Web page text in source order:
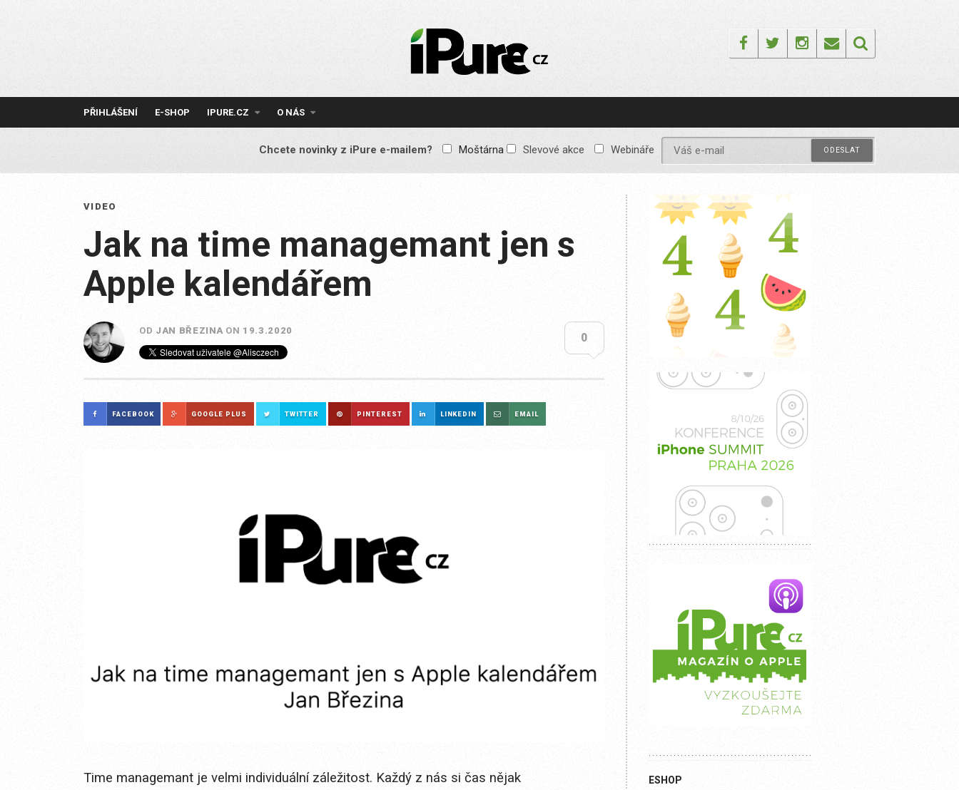
IPURE.CZ
Prémiový Apple e-
reklamy, žádné
obsah pro všechny
FacebookTwitterInstagram
Email
PŘIHLÁŠENÍ E-SHOP IPURE.CZ O NÁS
Chcete novinky z iPure e-mailem? Moštárna Slevové akce Webináře
VIDEO
Jak na time managemant jen s
Apple kalendářem
OD JAN BŘEZINA ON 19.3.2020
0
FACEBOOK GOOGLE PLUS TWITTER PINTEREST LINKEDIN EMAIL
Time managemant je velmi individuální záležitost. Každý z nás si čas nějak
ESHOP